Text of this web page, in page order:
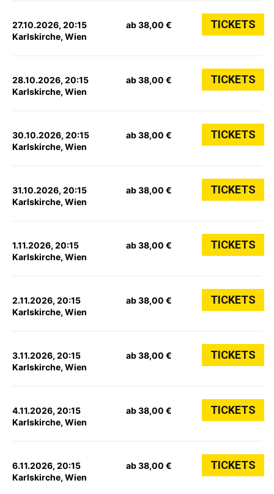
27.10.2026, 20:15
Karlskirche, Wien
ab 38,00 € TICKETS
28.10.2026, 20:15
Karlskirche, Wien
ab 38,00 € TICKETS
30.10.2026, 20:15
Karlskirche, Wien
ab 38,00 € TICKETS
31.10.2026, 20:15
Karlskirche, Wien
ab 38,00 € TICKETS
1.11.2026, 20:15
Karlskirche, Wien
ab 38,00 € TICKETS
2.11.2026, 20:15
Karlskirche, Wien
ab 38,00 € TICKETS
3.11.2026, 20:15
Karlskirche, Wien
ab 38,00 € TICKETS
4.11.2026, 20:15
Karlskirche, Wien
ab 38,00 € TICKETS
6.11.2026, 20:15
Karlskirche, Wien
ab 38,00 € TICKETS